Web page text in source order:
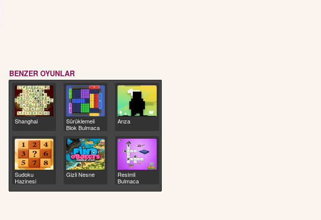
BENZER OYUNLAR
Shanghai
Sürüklemeli
Blok Bulmaca
Arıza
Sudoku
Hazinesi
Gizli Nesne
Resimli
Bulmaca